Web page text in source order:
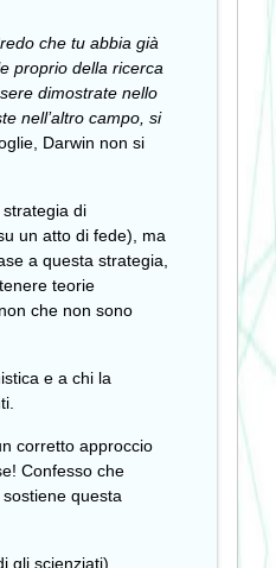
che tu abbia già
proprio della ricerca
dimostrate nello
nell’altro campo, si
Darwin non si
di
un atto di fede), ma
a questa strategia,
teorie
che non sono
e a chi la
corretto approccio
Confesso che
questa
gli scienziati)